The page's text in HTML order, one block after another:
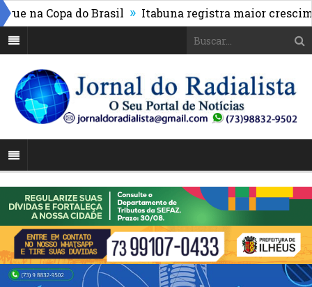
Copa do Brasil » Itabuna registra maior crescimento